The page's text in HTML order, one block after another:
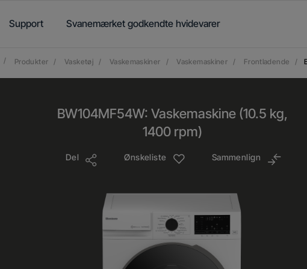
Support Svanemærket godkendte hvidevarer
/ Produkter / Vasketøj / Vaskemaskiner / Vaskemaskiner / Frontladende /
BW104MF54W: Vaskemaskine (10.5 kg,
1400 rpm)
Del Ønskeliste Sammenlign